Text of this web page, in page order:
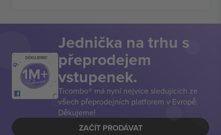
DĚKUJEME!
Jednička na trhu s
přeprodejem
vstupenek.
Ticombo® má nyní nejvíce sledujících ze
všech přeprodejních platforem v Evropě.
Děkujeme!
ZAČÍT PRODÁVAT